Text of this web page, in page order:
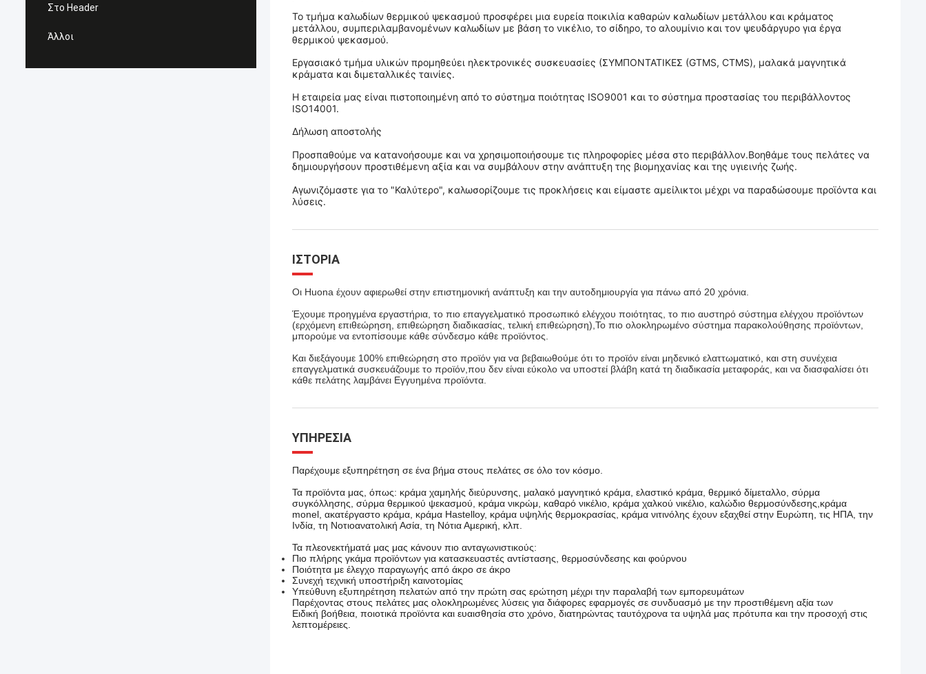
Στο Header
Άλλοι
Το τμήμα καλωδίων θερμικού ψεκασμού προσφέρει μια ευρεία ποικιλία καθαρών καλωδίων μετάλλου και κράματος
μετάλλου, συμπεριλαμβανομένων καλωδίων με βάση το νικέλιο, το σίδηρο, το αλουμίνιο και τον ψευδάργυρο για έργα
θερμικού ψεκασμού.
Εργασιακό τμήμα υλικών προμηθεύει ηλεκτρονικές συσκευασίες (ΣΥΜΠΟΝΤΑΤΙΚΕΣ (GTMS, CTMS), μαλακά μαγνητικά
κράματα και διμεταλλικές ταινίες.
Η εταιρεία μας είναι πιστοποιημένη από το σύστημα ποιότητας ISO9001 και το σύστημα προστασίας του περιβάλλοντος
ISO14001.
Δήλωση αποστολής
Προσπαθούμε να κατανοήσουμε και να χρησιμοποιήσουμε τις πληροφορίες μέσα στο περιβάλλον.Βοηθάμε τους πελάτες να
δημιουργήσουν προστιθέμενη αξία και να συμβάλουν στην ανάπτυξη της βιομηχανίας και της υγιεινής ζωής.
Αγωνιζόμαστε για το "Καλύτερο", καλωσορίζουμε τις προκλήσεις και είμαστε αμείλικτοι μέχρι να παραδώσουμε προϊόντα και
λύσεις.
ΙΣΤΟΡΊΑ
Οι Huona έχουν αφιερωθεί στην επιστημονική ανάπτυξη και την αυτοδημιουργία για πάνω από 20 χρόνια.
Έχουμε προηγμένα εργαστήρια, το πιο επαγγελματικό προσωπικό ελέγχου ποιότητας, το πιο αυστηρό σύστημα ελέγχου προϊόντων
(ερχόμενη επιθεώρηση, επιθεώρηση διαδικασίας, τελική επιθεώρηση),Το πιο ολοκληρωμένο σύστημα παρακολούθησης προϊόντων,
μπορούμε να εντοπίσουμε κάθε σύνδεσμο κάθε προϊόντος.
Και διεξάγουμε 100% επιθεώρηση στο προϊόν για να βεβαιωθούμε ότι το προϊόν είναι μηδενικό ελαττωματικό, και στη συνέχεια
επαγγελματικά συσκευάζουμε το προϊόν,που δεν είναι εύκολο να υποστεί βλάβη κατά τη διαδικασία μεταφοράς, και να διασφαλίσει ότι
κάθε πελάτης λαμβάνει Εγγυημένα προϊόντα.
ΥΠΗΡΕΣΊΑ
Παρέχουμε εξυπηρέτηση σε ένα βήμα στους πελάτες σε όλο τον κόσμο.
Τα προϊόντα μας, όπως: κράμα χαμηλής διεύρυνσης, μαλακό μαγνητικό κράμα, ελαστικό κράμα, θερμικό δίμεταλλο, σύρμα
συγκόλλησης, σύρμα θερμικού ψεκασμού, κράμα νικρώμ, καθαρό νικέλιο, κράμα χαλκού νικέλιο, καλώδιο θερμοσύνδεσης,κράμα
monel, ακατέργαστο κράμα, κράμα Hastelloy, κράμα υψηλής θερμοκρασίας, κράμα νιτινόλης έχουν εξαχθεί στην Ευρώπη, τις ΗΠΑ, την
Ινδία, τη Νοτιοανατολική Ασία, τη Νότια Αμερική, κλπ.
Τα πλεονεκτήματά μας μας κάνουν πιο ανταγωνιστικούς:
Πιο πλήρης γκάμα προϊόντων για κατασκευαστές αντίστασης, θερμοσύνδεσης και φούρνου
Ποιότητα με έλεγχο παραγωγής από άκρο σε άκρο
Συνεχή τεχνική υποστήριξη καινοτομίας
Υπεύθυνη εξυπηρέτηση πελατών από την πρώτη σας ερώτηση μέχρι την παραλαβή των εμπορευμάτων
Παρέχοντας στους πελάτες μας ολοκληρωμένες λύσεις για διάφορες εφαρμογές σε συνδυασμό με την προστιθέμενη αξία των
Ειδική βοήθεια, ποιοτικά προϊόντα και ευαισθησία στο χρόνο, διατηρώντας ταυτόχρονα τα υψηλά μας πρότυπα και την προσοχή στις
λεπτομέρειες.